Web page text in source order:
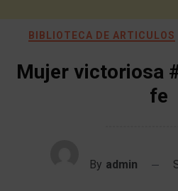
BIBLIOTECA DE ARTICULOS
Mujer victoriosa
fe
By admin